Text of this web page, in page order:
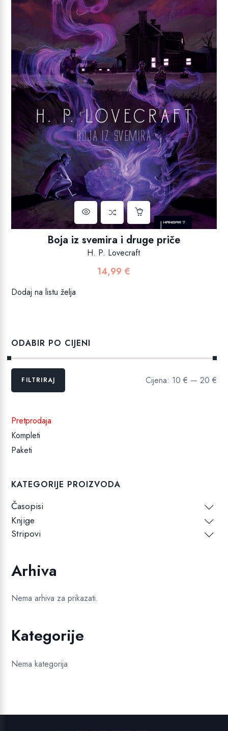
Boja iz svemira i druge priče
H. P. Lovecraft
14,99 €
Dodaj na listu želja
ODABIR PO CIJENI
Min
MaksFILTRIRAJ Cijena: 10 € — 20 €
Pretprodaja
Kompleti
Paketi
KATEGORIJE PROIZVODA
Časopisi
Knjige
Stripovi
Arhiva
Nema arhiva za prikazati.
Kategorije
Nema kategorija